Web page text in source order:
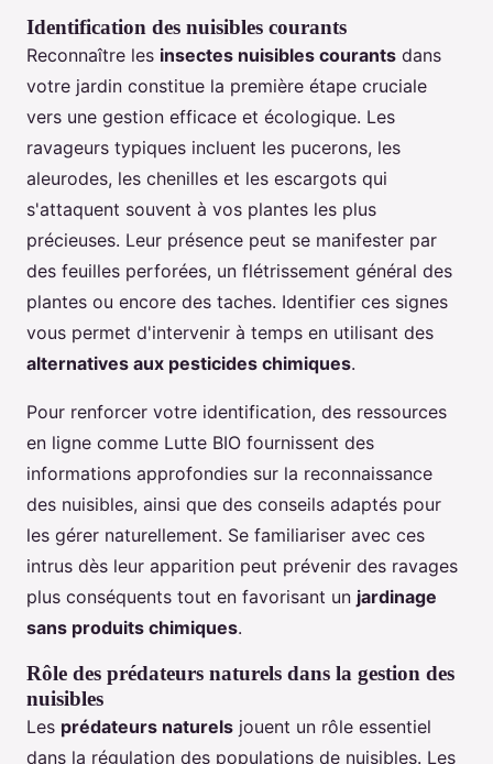
Identification des nuisibles courants
Reconnaître les insectes nuisibles courants dans
votre jardin constitue la première étape cruciale
vers une gestion efficace et écologique. Les
ravageurs typiques incluent les pucerons, les
aleurodes, les chenilles et les escargots qui
s'attaquent souvent à vos plantes les plus
précieuses. Leur présence peut se manifester par
des feuilles perforées, un flétrissement général des
plantes ou encore des taches. Identifier ces signes
vous permet d'intervenir à temps en utilisant des
alternatives aux pesticides chimiques.
Pour renforcer votre identification, des ressources
en ligne comme Lutte BIO fournissent des
informations approfondies sur la reconnaissance
des nuisibles, ainsi que des conseils adaptés pour
les gérer naturellement. Se familiariser avec ces
intrus dès leur apparition peut prévenir des ravages
plus conséquents tout en favorisant un jardinage
sans produits chimiques.
Rôle des prédateurs naturels dans la gestion des
nuisibles
Les prédateurs naturels jouent un rôle essentiel
dans la régulation des populations de nuisibles. Les